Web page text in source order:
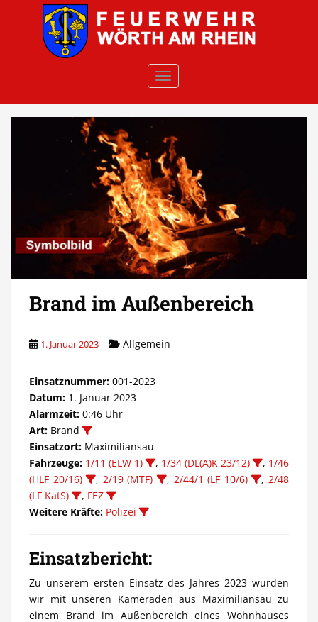
Skip to main content
TOGGLE NAVIGATION
Brand im Außenbereich
1. Januar 2023 Allgemein
Einsatznummer: 001-2023
Datum: 1. Januar 2023
Alarmzeit: 0:46 Uhr
Art: Brand
Einsatzort: Maximiliansau
Fahrzeuge: 1/11 (ELW 1) , 1/34 (DL(A)K 23/12) , 1/46
(HLF 20/16)
, 2/19 (MTF) , 2/44/1 (LF 10/6) ,2/48
(LF KatS)
, FEZ
Weitere Kräfte: Polizei
Einsatzbericht:
Zu unserem ersten Einsatz des Jahres 2023 wurden
wir mit unseren Kameraden aus Maximiliansau zu
einem Brand im Außenbereich eines Wohnhauses